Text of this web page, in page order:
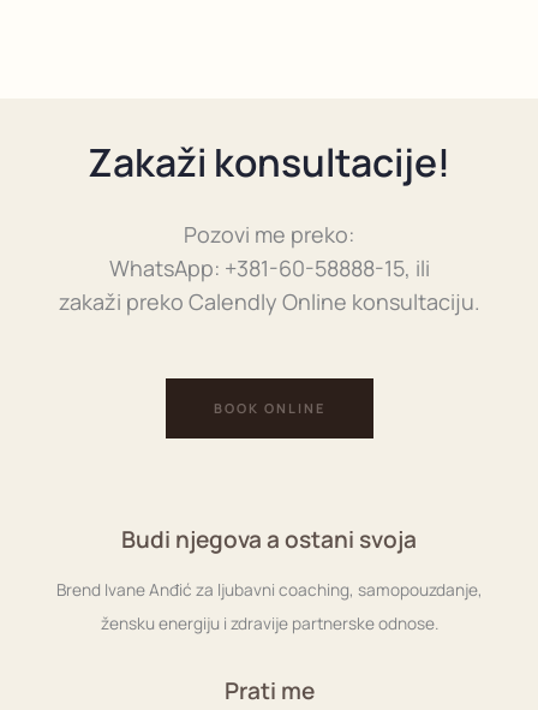
Zakaži konsultacije!
Pozovi me preko:
WhatsApp: +381-60-58888-15, ili
zakaži preko Calendly Online konsultaciju.
BOOK ONLINE
Budi njegova a ostani svoja
Brend Ivane Anđić za ljubavni coaching, samopouzdanje,
žensku energiju i zdravije partnerske odnose.
Prati me